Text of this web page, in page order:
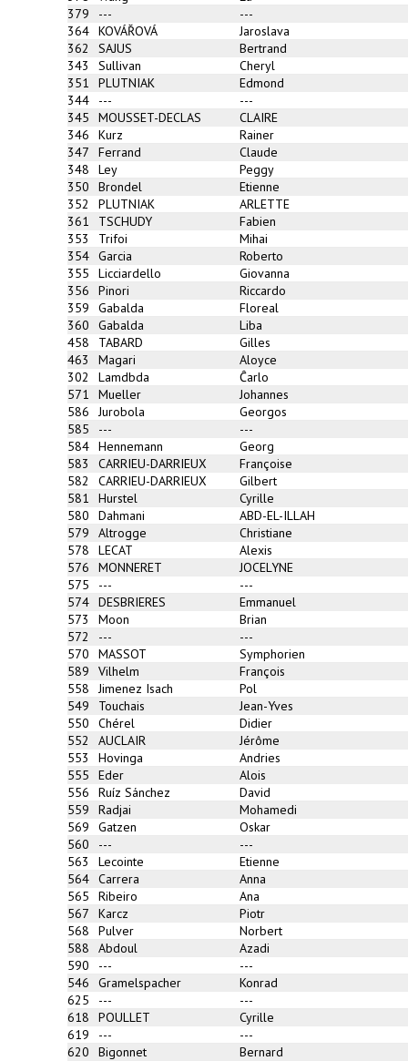
379
---
---
364 KOVÁŘOVÁ
Jaroslava
362
SAJUS
Bertrand
343
Sullivan
Cheryl
351
PLUTNIAK
Edmond
344
---
---
345
MOUSSET-DECLAS
CLAIRE
346
Kurz
Rainer
347
Ferrand
Claude
348
Ley
Peggy
350
Brondel
Etienne
352
PLUTNIAK
ARLETTE
361
TSCHUDY
Fabien
353
Trifoi
Mihai
354 Garcia
Roberto
355
Licciardello
Giovanna
356
Pinori
Riccardo
359
Gabalda
Floreal
360
Gabalda
Liba
458
TABARD
Gilles
463
Magari
Aloyce
302
Lamdbda
Ĉarlo
571
Mueller
Johannes
586
Jurobola
Georgos
585
---
---
584 Hennemann
Georg
583
CARRIEU-DARRIEUX
Françoise
582
CARRIEU-DARRIEUX
Gilbert
581
Hurstel
Cyrille
580
Dahmani
ABD-EL-ILLAH
579
Altrogge
Christiane
578
LECAT
Alexis
576
MONNERET
JOCELYNE
575
---
---
574 DESBRIERES
Emmanuel
573
Moon
Brian
572
---
---
570
MASSOT
Symphorien
589
Vilhelm
François
558
Jimenez Isach
Pol
549
Touchais
Jean-Yves
550
Chérel
Didier
552
AUCLAIR
Jérôme
553
Hovinga
Andries
555
Eder
Alois
556
Ruíz Sánchez
David
559
Radjai
Mohamedi
569
Gatzen
Oskar
560
---
---
563
Lecointe
Etienne
564 Carrera
Anna
565
Ribeiro
Ana
567
Karcz
Piotr
568
Pulver
Norbert
588
Abdoul
Azadi
590
---
---
546
Gramelspacher
Konrad
625
---
---
618
POULLET
Cyrille
619
---
---
620
Bigonnet
Bernard